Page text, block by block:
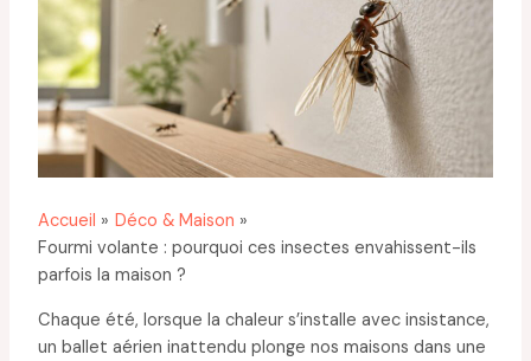
Accueil
Déco & Maison
Fourmi volante : pourquoi ces insectes envahissent-ils
parfois la maison ?
Chaque été, lorsque la chaleur s’installe avec insistance,
un ballet aérien inattendu plonge nos maisons dans une